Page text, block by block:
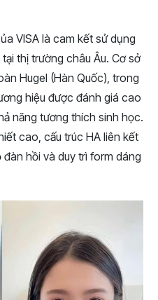
VISA là cam kết sử dụng
thị trường châu Âu. Cơ sở
Hugel (Hàn Quốc), trong
hiệu được đánh giá cao
năng tương thích sinh học.
cao, cấu trúc HA liên kết
hồi và duy trì form dáng